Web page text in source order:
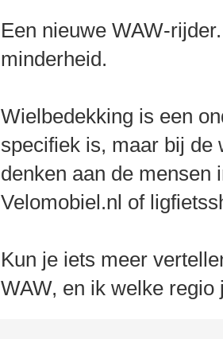
Een nieuwe WAW-
minderheid.
Wielbedekking is een
specifiek is, maar bij de
denken aan de mensen
Velomobiel.nl of
Kun je iets meer
WAW, en ik welke regio